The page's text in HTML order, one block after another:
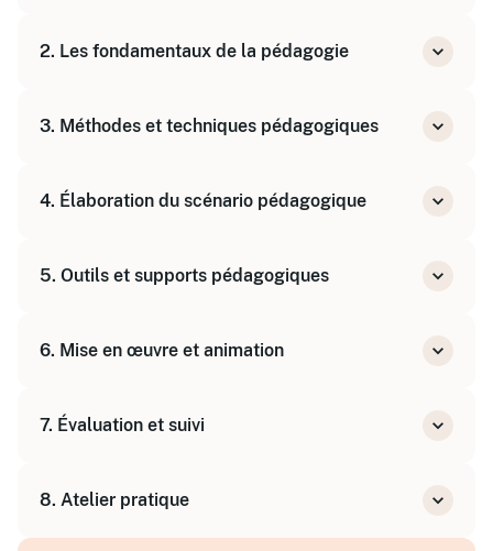
Analyser les besoins des apprenants
2. Les fondamentaux de la pédagogie
Adapter la formation aux objectifs et au
3. Méthodes et techniques pédagogiques
Engager et motiver les participants
4. Élaboration du scénario pédagogique
Rédiger le scénario et choisir les supports
5. Outils et supports pédagogiques
Utiliser les outils numériques et innovants
6. Mise en œuvre et animation
Gérer les interactions et dynamiser le groupe
7. Évaluation et suivi
Mettre en place un plan d'action pour le retour
8. Atelier pratique